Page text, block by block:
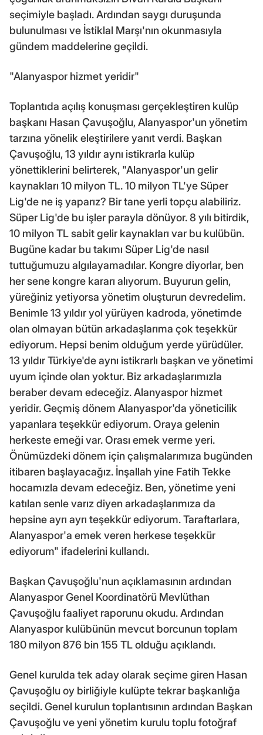
seçimiyle başladı. Ardından saygı duruşunda
bulunulması ve İstiklal Marşı'nın okunmasıyla
gündem maddelerine geçildi.
"Alanyaspor hizmet yeridir"
Toplantıda açılış konuşması gerçekleştiren kulüp
başkanı Hasan Çavuşoğlu, Alanyaspor'un yönetim
tarzına yönelik eleştirilere yanıt verdi. Başkan
Çavuşoğlu, 13 yıldır aynı istikrarla kulüp
yönettiklerini belirterek, "Alanyaspor'un gelir
kaynakları 10 milyon TL. 10 milyon TL'ye Süper
Lig'de ne iş yaparız? Bir tane yerli topçu alabiliriz.
Süper Lig'de bu işler parayla dönüyor. 8 yılı bitirdik,
10 milyon TL sabit gelir kaynakları var bu kulübün.
Bugüne kadar bu takımı Süper Lig'de nasıl
tuttuğumuzu algılayamadılar. Kongre diyorlar, ben
her sene kongre kararı alıyorum. Buyurun gelin,
yüreğiniz yetiyorsa yönetim oluşturun devredelim.
Benimle 13 yıldır yol yürüyen kadroda, yönetimde
olan olmayan bütün arkadaşlarıma çok teşekkür
ediyorum. Hepsi benim olduğum yerde yürüdüler.
13 yıldır Türkiye'de aynı istikrarlı başkan ve yönetimi
uyum içinde olan yoktur. Biz arkadaşlarımızla
beraber devam edeceğiz. Alanyaspor hizmet
yeridir. Geçmiş dönem Alanyaspor'da yöneticilik
yapanlara teşekkür ediyorum. Oraya gelenin
herkeste emeği var. Orası emek verme yeri.
Önümüzdeki dönem için çalışmalarımıza bugünden
itibaren başlayacağız. İnşallah yine Fatih Tekke
hocamızla devam edeceğiz. Ben, yönetime yeni
katılan senle varız diyen arkadaşlarımıza da
hepsine ayrı ayrı teşekkür ediyorum. Taraftarlara,
Alanyaspor'a emek veren herkese teşekkür
ediyorum" ifadelerini kullandı.
Başkan Çavuşoğlu'nun açıklamasının ardından
Alanyaspor Genel Koordinatörü Mevlüthan
Çavuşoğlu faaliyet raporunu okudu. Ardından
Alanyaspor kulübünün mevcut borcunun toplam
180 milyon 876 bin 155 TL olduğu açıklandı.
Genel kurulda tek aday olarak seçime giren Hasan
Çavuşoğlu oy birliğiyle kulüpte tekrar başkanlığa
seçildi. Genel kurulun toplantısının ardından Başkan
Çavuşoğlu ve yeni yönetim kurulu toplu fotoğraf